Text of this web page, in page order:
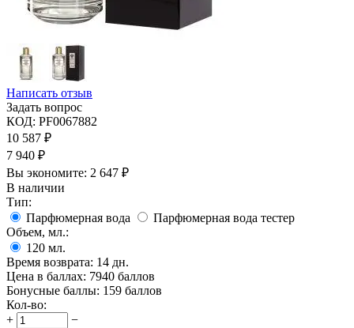
Написать отзыв
Задать вопрос
КОД: PF0067882
10 587 ₽
7 940 ₽
Вы экономите: 2 647 ₽
В наличии
Тип:
Парфюмерная вода
Парфюмерная вода тестер
Объем, мл.:
120 мл.
Время возврата: 14 дн.
Цена в баллах: 7940 баллов
Бонусные баллы: 159 баллов
Кол-во:
+
−